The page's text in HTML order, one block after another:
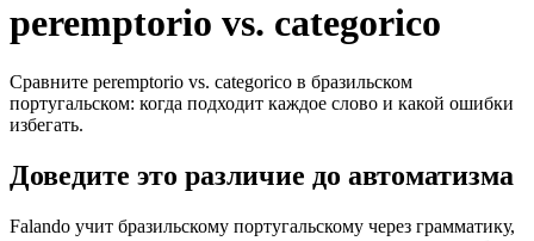
peremptorio vs. categorico
Сравните peremptorio vs. categorico в бразильском
португальском: когда подходит каждое слово и какой ошибки
избегать.
Доведите это различие до автоматизма
Falando учит бразильскому португальскому через грамматику,